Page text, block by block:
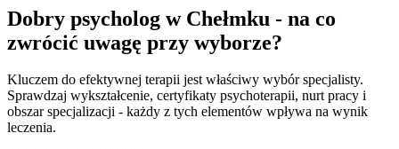
Dobry psycholog w Chełmku - na co
zwrócić uwagę przy wyborze?
Kluczem do efektywnej terapii jest właściwy wybór specjalisty.
Sprawdzaj wykształcenie, certyfikaty psychoterapii, nurt pracy i
obszar specjalizacji - każdy z tych elementów wpływa na wynik
leczenia.